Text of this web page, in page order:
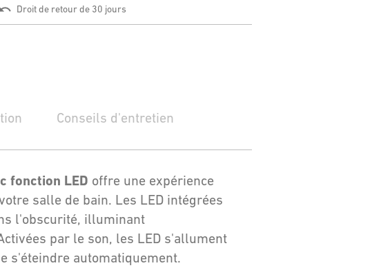
Droit de retour de 30 jours
Conseils d'entretien
fonction LED offre une expérience
salle de bain. Les LED intégrées
l'obscurité, illuminant
par le son, les LED s'allument
s'éteindre automatiquement.